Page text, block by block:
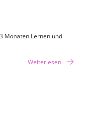
Monaten Lernen und
Weiterlesen